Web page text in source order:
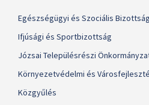
Egészségügyi és Szociális Bizottság
Ifjúsági és Sportbizottság
Józsai Településrészi
Környezetvédelmi és
Közgyűlés